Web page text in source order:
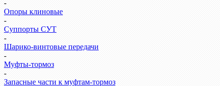
-
Опоры клиновые
-
Суппорты СУТ
-
Шарико-винтовые передачи
-
Муфты-тормоз
-
Запасные части к муфтам-тормоз